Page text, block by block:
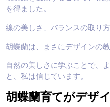
を得ました。
線の美しさ、バランスの取り
胡蝶蘭は、まさにデザインの
自然の美しさに学ぶことで、
と、私は信じています。
胡蝶蘭育てがデザ